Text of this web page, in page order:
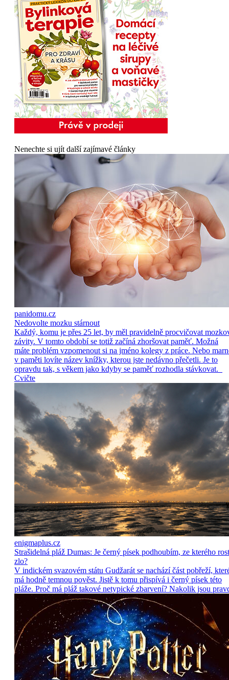
Nenechte si ujít další zajímavé články
panidomu.cz
Nedovolte mozku stárnout
Každý, komu je přes 25 let, by měl pravidelně procvičovat
závity. V tomto období se totiž začíná zhoršovat paměť. Možná
máte problém vzpomenout si na jméno kolegy z práce. Nebo
v paměti lovíte název knížky, kterou jste nedávno přečetli. Je to
opravdu tak, s věkem jako kdyby se paměť rozhodla stávkovat.
Cvičte
enigmaplus.cz
Strašidelná pláž Dumas: Je černý písek podhoubím, ze kterého
zlo?
V indickém svazovém státu Gudžarát se nachází část pobřeží,
má hodně temnou pověst. Jistě k tomu přispívá i černý písek této
pláže. Proč má pláž takové netypické zbarvení? Nakolik jsou